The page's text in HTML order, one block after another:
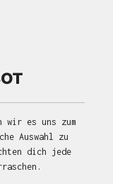
wir es uns zum
Auswahl zu
dich jede